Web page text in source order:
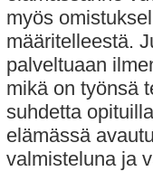
myös
määritelleestä.
palveltuaan
mikä on työnsä
suhdetta
elämässä
valmisteluna ja